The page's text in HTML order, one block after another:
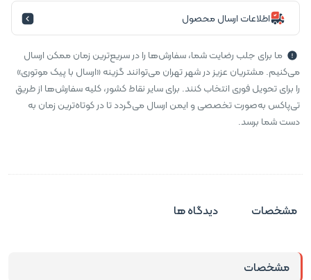
اطلاعات ارسال محصول
ما برای جلب رضایت شما، سفارش‌ها را در سریع‌ترین زمان ممکن ارسال
می‌کنیم. مشتریان عزیز در شهر تهران می‌توانند گزینه «ارسال با پیک موتوری»
را برای تحویل فوری انتخاب کنند. برای سایر نقاط کشور، کلیه سفارش‌ها از طریق
تی‌پاکس به‌صورت تخصصی و ایمن ارسال می‌گردد تا در کوتاه‌ترین زمان به
دست شما برسد.
مشخصات دیدگاه ها
مشخصات